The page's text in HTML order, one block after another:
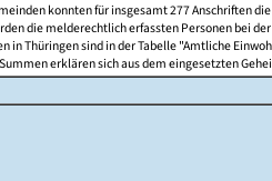
konnten für insgesamt 277 Anschriften
die melderechtlich erfassten Personen bei
in Thüringen sind in der Tabelle "Amtliche
erklären sich aus dem eingesetzten